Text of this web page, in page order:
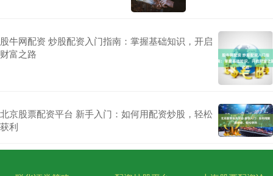
股牛网配资 炒股配资入门指南：掌握基础知识，开启
财富之路
北京股票配资平台 新手入门：如何用配资炒股，轻松
获利